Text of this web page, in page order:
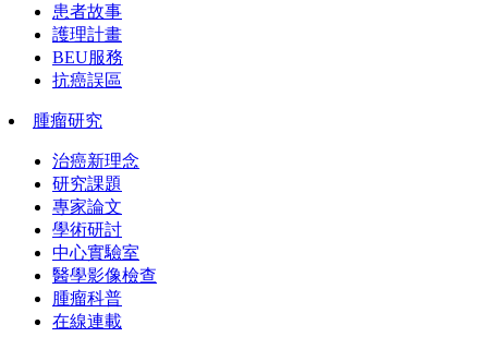
患者故事
護理計畫
BEU服務
抗癌誤區
腫瘤研究
治癌新理念
研究課題
專家論文
學術研討
中心實驗室
醫學影像檢查
腫瘤科普
在線連載